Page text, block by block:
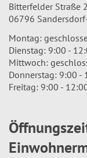
Bitterfelder Straße
06796
Montag:
Dienstag: 9:00 -
Mittwoch:
Donnerstag: 9:00 -
Freitag: 9:00 -